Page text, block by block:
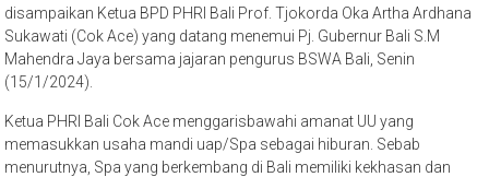
disampaikan Ketua BPD PHRI Bali Prof. Tjokorda Oka Artha Ardhana
Sukawati (Cok Ace) yang datang menemui Pj. Gubernur Bali S.M
Mahendra Jaya bersama jajaran pengurus BSWA Bali, Senin
(15/1/2024).
Ketua PHRI Bali Cok Ace menggarisbawahi amanat UU yang
memasukkan usaha mandi uap/Spa sebagai hiburan. Sebab
menurutnya, Spa yang berkembang di Bali memiliki kekhasan dan